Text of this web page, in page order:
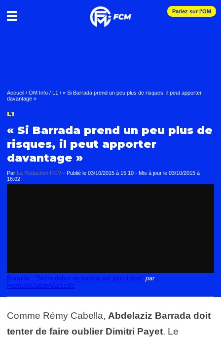
Pariez sur l'OM
Accueil / OM Info / L1 / « Si Barrada prend un peu plus de risques, il peut apporter
davantage »
L1
« Si Barrada prend un peu plus de
risques, il peut apporter
davantage »
Par La Redaction FCM - Publié le 03/10/2015 à 15:10 - Mis à jour le 03/10/2015 à
16:02
Barrada : "Notre début de saison est plutot bon" par
FootballClubdeMarseille
Comme Rémy Cabella, Abdelaziz Barrada doit
tenter de faire oublier Dimitri Payet. Le